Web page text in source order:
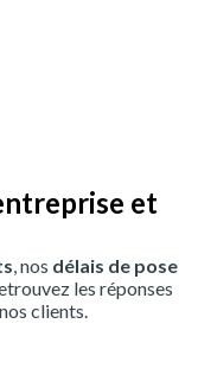
et
, nos délais de pose
les réponses
clients.